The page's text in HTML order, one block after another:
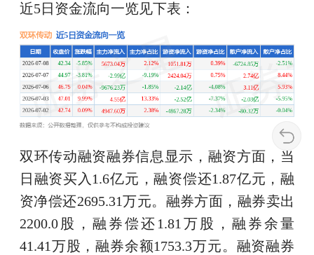
近5日资金流向一览见下表：
双环传动融资融券信息显示，融资方面，当
日融资买入1.6亿元，融资偿还1.87亿元，融
资净偿还2695.31万元。融券方面，融券卖出
2200.0股，融券偿还1.81万股，融券余量
41.41万股，融券余额1753.3万元。融资融券